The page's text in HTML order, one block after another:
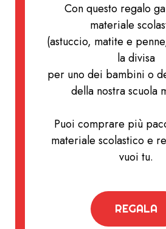
Con questo regalo
materiale
(astuccio, matite e
la divisa
per uno dei bambini o
della nostra scuola
Puoi comprare più
materiale scolastico e
vuoi tu.
REGALA